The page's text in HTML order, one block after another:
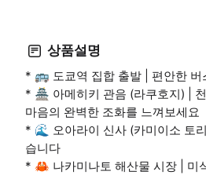
상품설명
* 🚌 도쿄역 집합 출발 | 편안한 버
* 🏯 아메히키 관음 (라쿠호지) |
마음의 완벽한 조화를 느껴보세요
* 🌊 오아라이 신사 (카미이소 토
습니다
* 🦀 나카미나토 해산물 시장 | 미